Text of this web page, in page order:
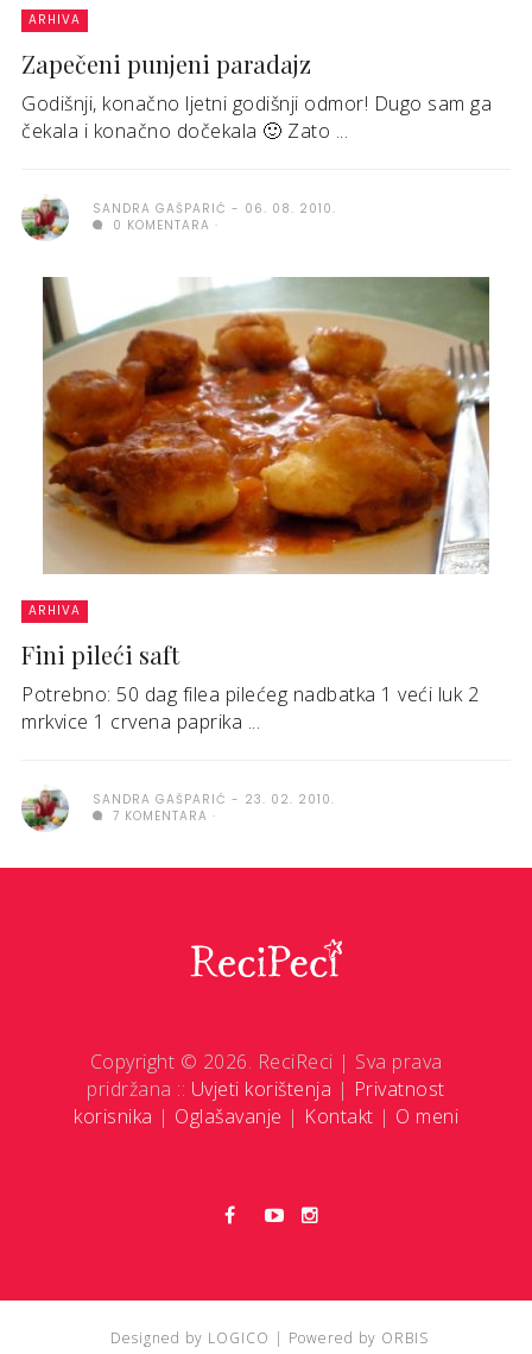
ARHIVA
Zapečeni punjeni paradajz
Godišnji, konačno ljetni godišnji odmor! Dugo sam ga
čekala i konačno dočekala 🙂 Zato ...
SANDRA GAŠPARIĆ
06. 08. 2010.
0 KOMENTARA
ARHIVA
Fini pileći saft
Potrebno: 50 dag filea pilećeg nadbatka 1 veći luk 2
mrkvice 1 crvena paprika ...
SANDRA GAŠPARIĆ
23. 02. 2010.
7 KOMENTARA
Copyright © 2026. ReciReci | Sva prava
pridržana :: Uvjeti korištenja | Privatnost
korisnika | Oglašavanje | Kontakt | O meni
Designed by LOGICO | Powered by ORBIS